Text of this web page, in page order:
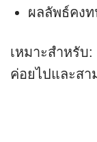
ผลลัพธ์คง
เหมาะสำหรับ
ค่อยไปและสา